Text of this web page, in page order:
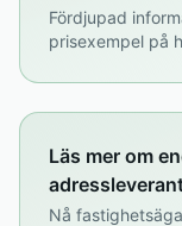
Fördjupad
prisexempel på
Läs mer om
Nå